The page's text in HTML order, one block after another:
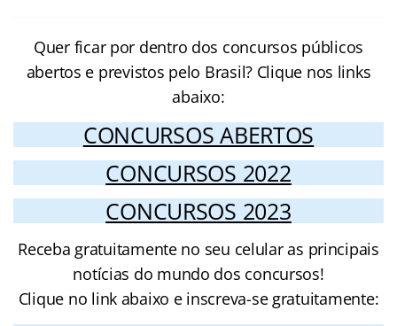
Quer ficar por dentro dos concursos públicos
abertos e previstos pelo Brasil? Clique nos links
abaixo:
CONCURSOS ABERTOS
CONCURSOS 2022
CONCURSOS 2023
Receba gratuitamente no seu celular as principais
notícias do mundo dos concursos!
Clique no link abaixo e inscreva-se gratuitamente: